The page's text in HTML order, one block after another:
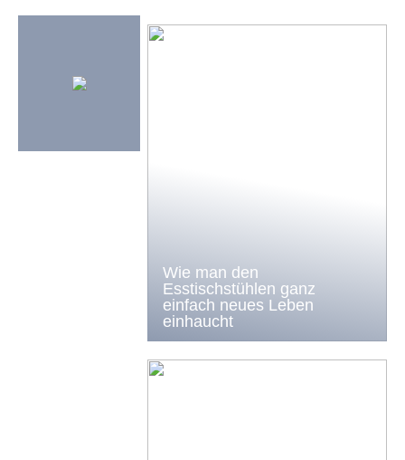
Wie man den
Esstischstühlen ganz
einfach neues Leben
einhaucht